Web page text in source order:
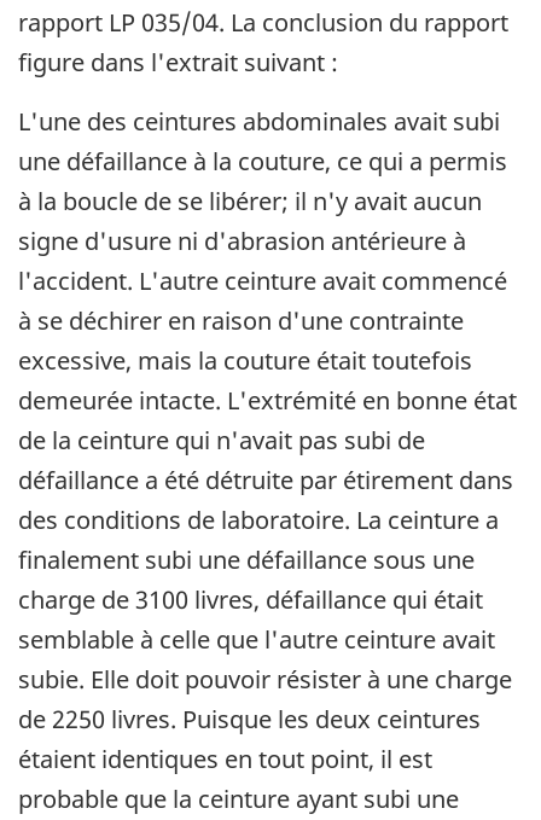
rapport LP 035/04. La conclusion du rapport
figure dans l'extrait suivant :
L'une des ceintures abdominales avait subi
une défaillance à la couture, ce qui a permis
à la boucle de se libérer; il n'y avait aucun
signe d'usure ni d'abrasion antérieure à
l'accident. L'autre ceinture avait commencé
à se déchirer en raison d'une contrainte
excessive, mais la couture était toutefois
demeurée intacte. L'extrémité en bonne état
de la ceinture qui n'avait pas subi de
défaillance a été détruite par étirement dans
des conditions de laboratoire. La ceinture a
finalement subi une défaillance sous une
charge de 3100 livres, défaillance qui était
semblable à celle que l'autre ceinture avait
subie. Elle doit pouvoir résister à une charge
de 2250 livres. Puisque les deux ceintures
étaient identiques en tout point, il est
probable que la ceinture ayant subi une